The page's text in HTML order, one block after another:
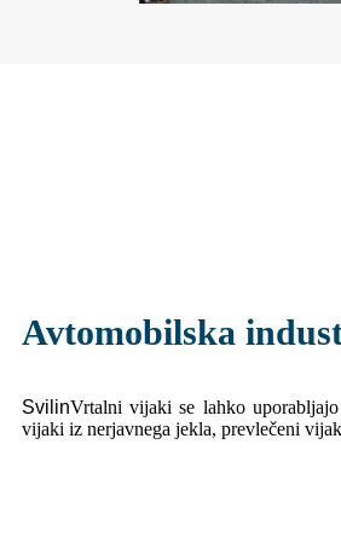
Avtomobilska
SvilinVrtalni vijaki se lahko
vijaki iz nerjavnega jekla, prevlečeni